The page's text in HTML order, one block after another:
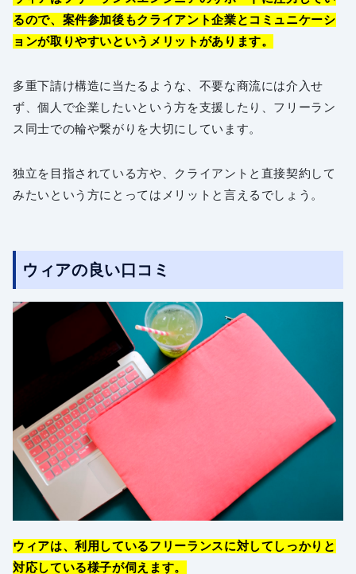
るので、案件参加後もクライアント企業とコミュニケーシ
ョンが取りやすいというメリットがあります。
多重下請け構造に当たるような、不要な商流には介入せ
ず、個人で企業したいという方を支援したり、フリーラン
ス同士での輪や繋がりを大切にしています。
独立を目指されている方や、クライアントと直接契約して
みたいという方にとってはメリットと言えるでしょう。
ウィアの良い口コミ
ウィアは、利用しているフリーランスに対してしっかりと
対応している様子が伺えます。